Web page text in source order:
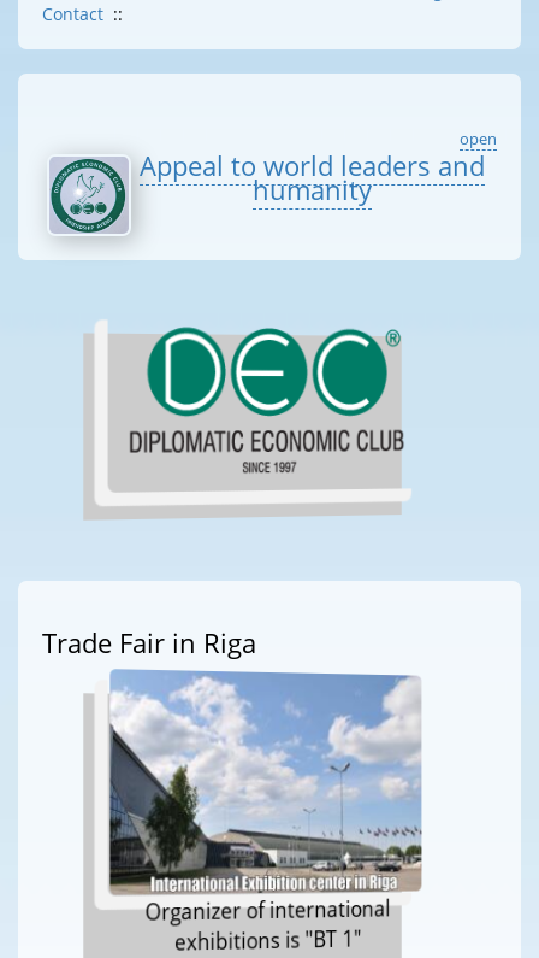
Contact ::
open
Appeal to world leaders and
humanity
Trade Fair in Riga
Organizer of international
exhibitions is "BT 1"